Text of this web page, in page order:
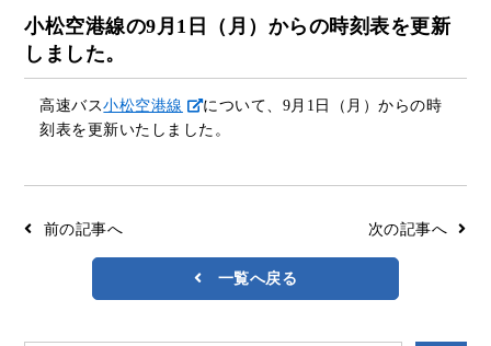
季節・特別運行バス 配布時刻表
定期券 お得なきっぷ
検索
京福バスナビ
10種類のICカードが利用可能
交通系ICカード
キャッシュレス対応
小松空港線の9月1日（月）からの時刻表を更新
しました。
高速バス小松空港線
について、9月1日（月）からの時
刻表を更新いたしました。
前の記事へ 次の記事へ
一覧へ戻る